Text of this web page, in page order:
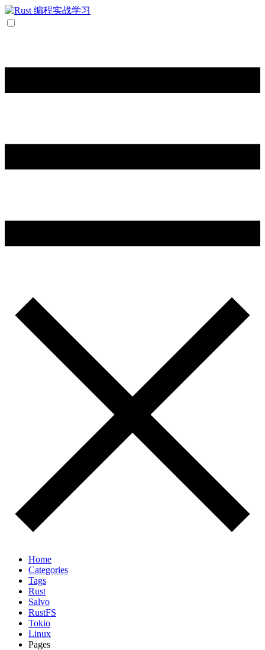
Home
Categories
Tags
Rust
Salvo
RustFS
Tokio
Linux
Pages